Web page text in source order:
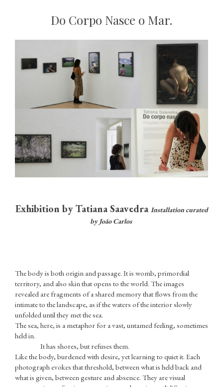
Do Corpo Nasce o Mar.
Exhibition by Tatiana Saavedra Installation curated
by João Carlos
The body is both origin and passage. It is womb, primordial
territory, and also skin that opens to the world. The images
revealed are fragments of a shared memory that flows from the
intimate to the landscape, as if the waters of the interior slowly
unfolded until they met the sea.
The sea, here, is a metaphor for a vast, untamed feeling, sometimes
held in.
It has shores, but refuses them.
Like the body, burdened with desire, yet learning to quiet it. Each
photograph evokes that threshold, between what is held back and
what is given, between gesture and absence. They are visual